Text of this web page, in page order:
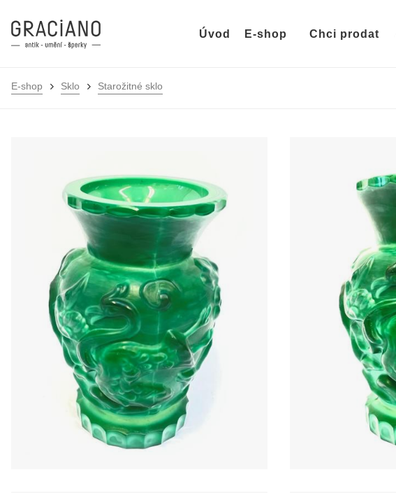
Úvod E-shop Chci prodat
E-shop Sklo Starožitné sklo